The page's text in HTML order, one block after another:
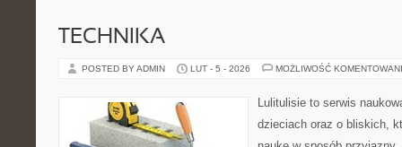
TECHNIKA
POSTED BY ADMIN LUT - 5 - 2026 MOŻLIWOŚĆ
Lulitulisie to serwis
dzieciach oraz o bliskich,